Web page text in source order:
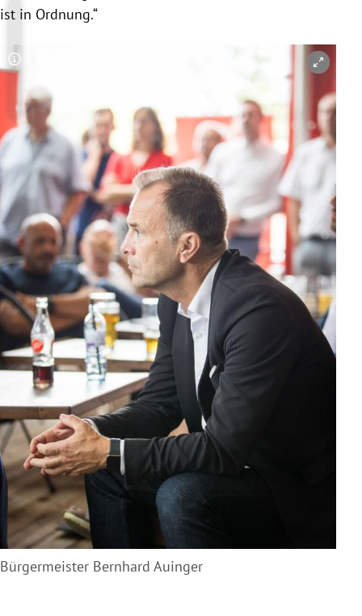
ist in Ordnung.“
Copyright-Hinweis öffnen/schließen
Bürgermeister Bernhard Auinger